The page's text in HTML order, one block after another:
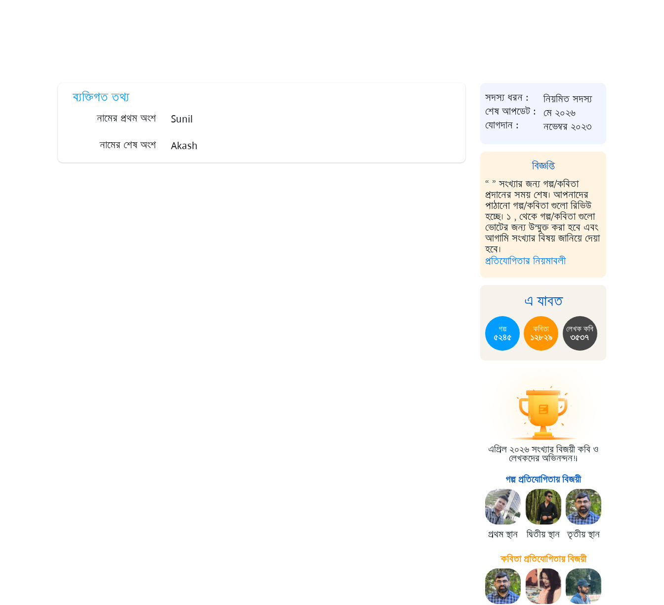
ব্যক্তিগত তথ্য
নামের প্রথম অংশ Sunil
নামের শেষ অংশ Akash
সদস্য ধরন :
নিয়মিত সদস্য
শেষ আপডেট :
মে ২০২৬
যোগদান :
নভেম্বর ২০২৩
বিজ্ঞপ্তি
“ ” সংখ্যার জন্য গল্প/কবিতা
প্রদানের সময় শেষ। আপনাদের
পাঠানো গল্প/কবিতা গুলো রিভিউ
হচ্ছে। ১ , থেকে গল্প/কবিতা গুলো
ভোটের জন্য উন্মুক্ত করা হবে এবং
আগামি সংখ্যার বিষয় জানিয়ে দেয়া
হবে।
প্রতিযোগিতার নিয়মাবলী
এ যাবত
গল্প
৫২৪৫
কবিতা
১২৮২৯
লেখক কবি
৩৫৩৭
এপ্রিল ২০২৬ সংখ্যার বিজয়ী কবি ও
লেখকদের অভিনন্দন!i
গল্প প্রতিযোগিতায় বিজয়ী
প্রথম স্থান দ্বিতীয় স্থান তৃতীয় স্থান
কবিতা প্রতিযোগিতায় বিজয়ী